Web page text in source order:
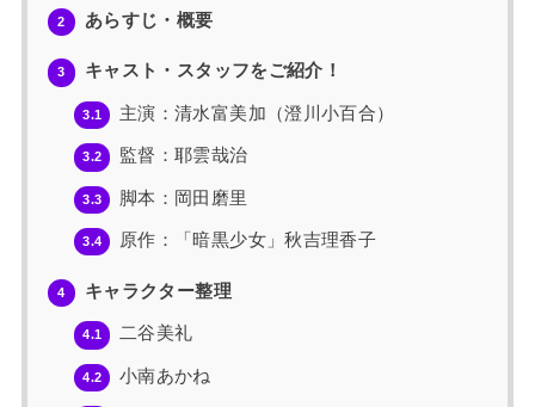
2 あらすじ・概要
3 キャスト・スタッフをご紹介！
3.1 主演：清水富美加（澄川小百合）
3.2 監督：耶雲哉治
3.3 脚本：岡田磨里
3.4 原作：「暗黒少女」秋吉理香子
4 キャラクター整理
4.1 二谷美礼
4.2 小南あかね